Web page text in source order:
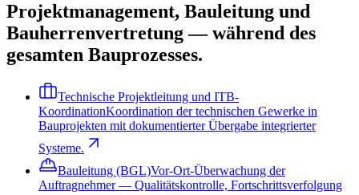
Projektmanagement, Bauleitung und
Bauherrenvertretung — während des
gesamten Bauprozesses.
Technische Projektleitung und ITB-
KoordinationKoordination der technischen Gewerke in
Bauprojekten mit dokumentierter Übergabe integrierter
Systeme.
Bauleitung (BGL)Vor-Ort-Überwachung der
Auftragnehmer — Qualitätskontrolle, Fortschrittsverfolgung